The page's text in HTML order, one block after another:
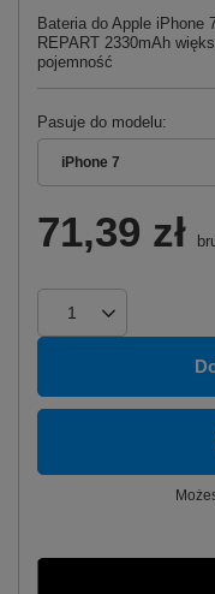
Bateria do Apple iPhone
REPART 2330mAh
pojemność
Pasuje do modelu
iPhone 7
71,39 zł